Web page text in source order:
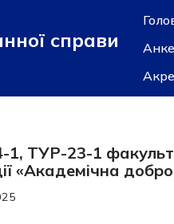
справи
ТУР-23-1
«Академічна